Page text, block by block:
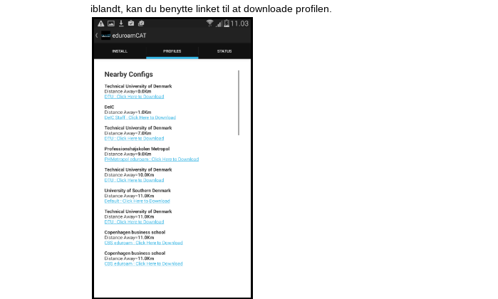
iblandt, kan du benytte linket til at downloade profilen.